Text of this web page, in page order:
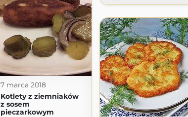
7 marca 2018
Kotlety z ziemniaków
z sosem
pieczarkowym